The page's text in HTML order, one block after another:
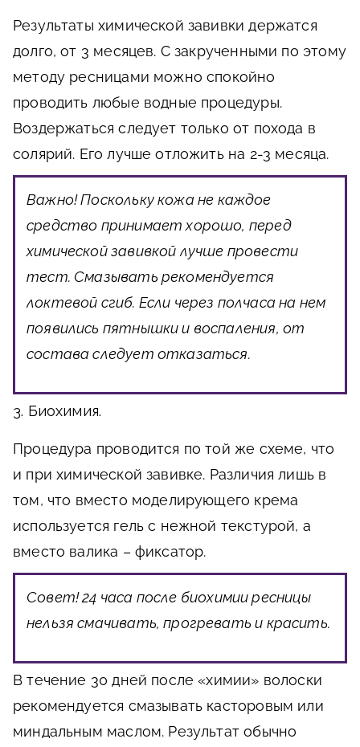
Результаты химической завивки держатся
долго, от 3 месяцев. С закрученными по этому
методу ресницами можно спокойно
проводить любые водные процедуры.
Воздержаться следует только от похода в
солярий. Его лучше отложить на 2-3 месяца.
Важно!Поскольку кожа не каждое
средство принимает хорошо, перед
химической завивкой лучше провести
тест. Смазывать рекомендуется
локтевой сгиб. Если через полчаса на нем
появились пятнышки и воспаления, от
состава следует отказаться.
3. Биохимия.
Процедура проводится по той же схеме, что
и при химической завивке. Различия лишь в
том, что вместо моделирующего крема
используется гель с нежной текстурой, а
вместо валика – фиксатор.
Совет!24 часа после биохимии ресницы
нельзя смачивать, прогревать и красить.
В течение 30 дней после «химии» волоски
рекомендуется смазывать касторовым или
миндальным маслом. Результат обычно